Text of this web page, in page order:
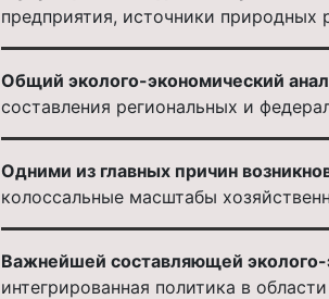
предприятия, источники природных
Общий эколого-экономический
составления региональных и
Одними из главных причин
колоссальные масштабы
Важнейшей составляющей
интегрированная политика в